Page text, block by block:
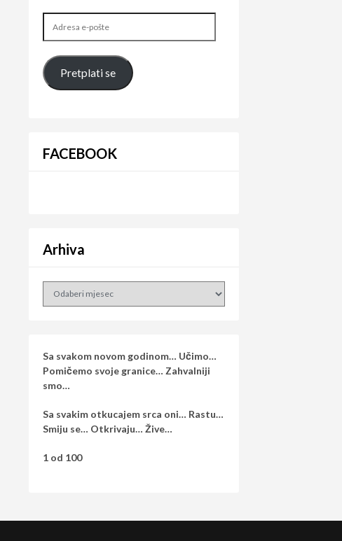
Pretplati se
FACEBOOK
Arhiva
Arhiva
Sa svakom novom godinom… Učimo…
Pomičemo svoje granice… Zahvalniji
smo…
Sa svakim otkucajem srca oni… Rastu…
Smiju se… Otkrivaju… Žive…
1 od 100